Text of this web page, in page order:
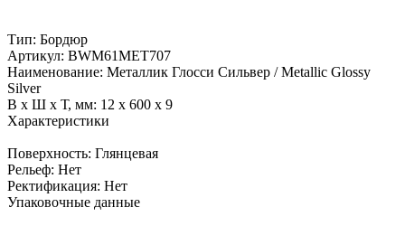
Тип: Бордюр
Артикул: BWM61MET707
Наименование: Металлик Глосси Сильвер / Metallic Glossy
Silver
В x Ш x Т, мм: 12 x 600 x 9
Характеристики
Поверхность: Глянцевая
Рельеф: Нет
Ректификация: Нет
Упаковочные данные